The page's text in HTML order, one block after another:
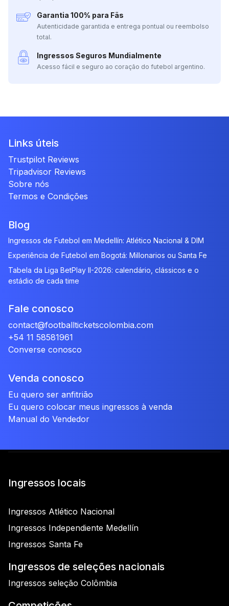
Garantia 100% para Fãs
Autenticidade garantida e entrega pontual ou reembolso
total.
Ingressos Seguros Mundialmente
Acesso fácil e seguro ao coração do futebol argentino.
Links úteis
Trustpilot Reviews
Tripadvisor Reviews
Sobre nós
Termos e Condições
Blog
Ingressos de Futebol em Medellín: Atlético Nacional & DIM
Experiência de Futebol em Bogotá: Millonarios ou Santa Fe
Tabela da Liga BetPlay II-2026: calendário, clássicos e o
estádio de cada time
Fale conosco
contact@footballticketscolombia.com
+54 11 58581961
Converse conosco
Venda conosco
Eu quero ser anfitrião
Eu quero colocar meus ingressos à venda
Manual do Vendedor
Ingressos locais
Ingressos Atlético Nacional
Ingressos Independiente Medellín
Ingressos Santa Fe
Ingressos de seleções nacionais
Ingressos seleção Colômbia